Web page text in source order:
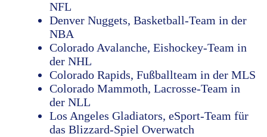
NFL
Denver Nuggets, Basketball-Team in der
NBA
Colorado Avalanche, Eishockey-Team in
der NHL
Colorado Rapids, Fußballteam in der MLS
Colorado Mammoth, Lacrosse-Team in
der NLL
Los Angeles Gladiators, eSport-Team für
das Blizzard-Spiel Overwatch